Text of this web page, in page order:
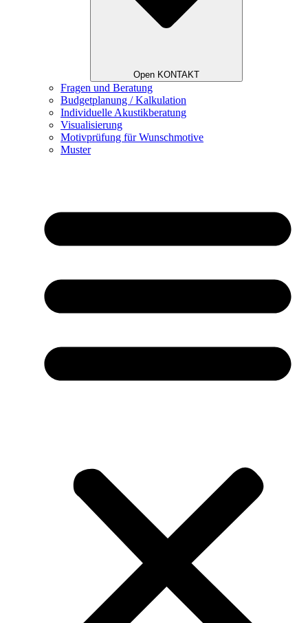
Open KONTAKT
Fragen und Beratung
Budgetplanung / Kalkulation
Individuelle Akustikberatung
Visualisierung
Motivprüfung für Wunschmotive
Muster